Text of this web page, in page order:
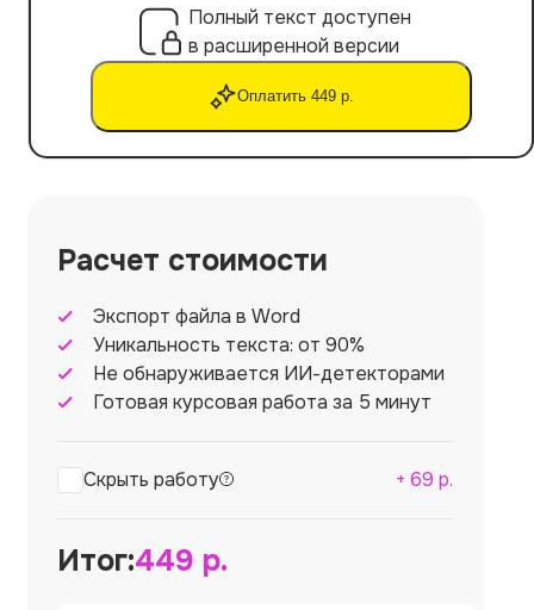
Полный текст доступен
в расширенной версии
Оплатить 449 р.
Расчет стоимости
Экспорт файла в Word
Уникальность текста: от 90%
Не обнаруживается ИИ-детекторами
Готовая курсовая работа за 5 минут
Скрыть работу + 69 р.
Итог:449 р.